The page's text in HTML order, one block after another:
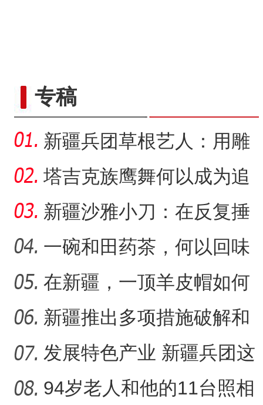
“阿克苏是个好地方·四季
专稿
新疆兵团草根艺人：用雕
塑述说“兵团故事”雕刻别
塔吉克族鹰舞何以成为追
求美好生活的展现？
新疆沙雅小刀：在反复捶
打中实现匠心传承
一碗和田药茶，何以回味
悠长？
在新疆，一顶羊皮帽如何
展现独特制作魅力？
新疆推出多项措施破解和
田玉消费“痛点”
发展特色产业 新疆兵团这
家家庭农场如何实现“南果
94岁老人和他的11台照相